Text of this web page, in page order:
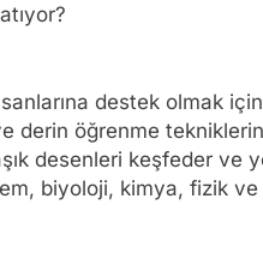
destek olmak
derin öğrenme
desenleri keşfeder ve
biyoloji, kimya, fizik